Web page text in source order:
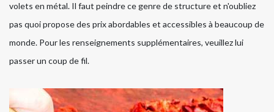
volets en métal. Il faut peindre ce genre de structure et n'oubliez
pas quoi propose des prix abordables et accessibles à beaucoup de
monde. Pour les renseignements supplémentaires, veuillez lui
passer un coup de fil.